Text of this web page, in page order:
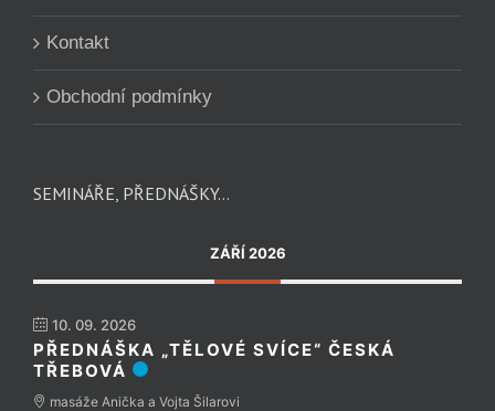
Kontakt
Obchodní podmínky
SEMINÁŘE, PŘEDNÁŠKY…
ZÁŘÍ 2026
10. 09. 2026
PŘEDNÁŠKA „TĚLOVÉ SVÍCE“ ČESKÁ
TŘEBOVÁ
masáže Anička a Vojta Šilarovi